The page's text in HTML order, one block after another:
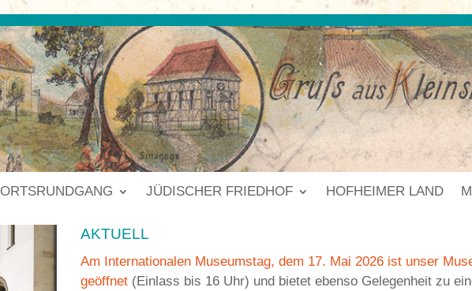
ORTSRUNDGANG JÜDISCHER FRIEDHOF HOFHEIMER LAND
AKTUELL
Am Internationalen Museumstag, dem 17. Mai 2026 ist unser
geöffnet (Einlass bis 16 Uhr) und bietet ebenso Gelegenheit zu